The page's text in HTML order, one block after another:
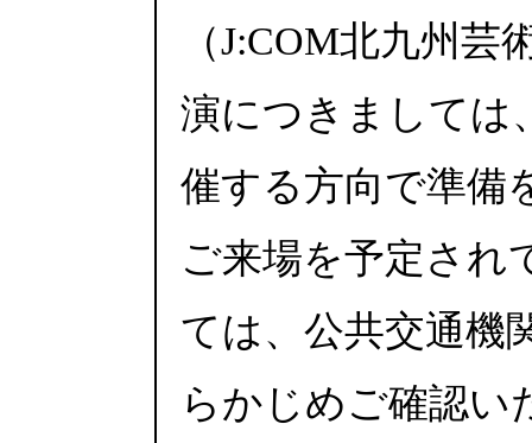
（J:COM北九州
演につきましては
催する方向で準備
ご来場を予定され
ては、公共交通機
らかじめご確認い